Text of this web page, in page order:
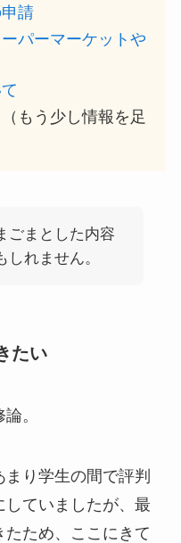
請
パーマーケットや
（もう少し情報を足
ごまとした内容
しれません。
たい
。
り学生の間で評判
ていましたが、最
ため、ここにきて